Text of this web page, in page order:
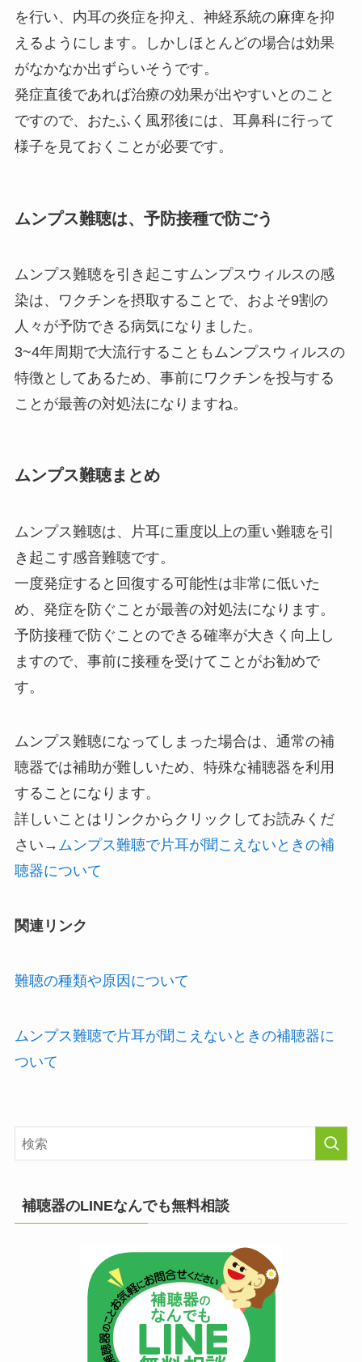
を行い、内耳の炎症を抑え、神経系統の麻痺を抑
えるようにします。しかしほとんどの場合は効果
がなかなか出ずらいそうです。
発症直後であれば治療の効果が出やすいとのこと
ですので、おたふく風邪後には、耳鼻科に行って
様子を見ておくことが必要です。
ムンプス難聴は、予防接種で防ごう
ムンプス難聴を引き起こすムンプスウィルスの感
染は、ワクチンを摂取することで、およそ9割の
人々が予防できる病気になりました。
3~4年周期で大流行することもムンプスウィルスの
特徴としてあるため、事前にワクチンを投与する
ことが最善の対処法になりますね。
ムンプス難聴まとめ
ムンプス難聴は、片耳に重度以上の重い難聴を引
き起こす感音難聴です。
一度発症すると回復する可能性は非常に低いた
め、発症を防ぐことが最善の対処法になります。
予防接種で防ぐことのできる確率が大きく向上し
ますので、事前に接種を受けてことがお勧めで
す。
ムンプス難聴になってしまった場合は、通常の補
聴器では補助が難しいため、特殊な補聴器を利用
することになります。
詳しいことはリンクからクリックしてお読みくだ
さい→ ムンプス難聴で片耳が聞こえないときの補
聴器について
関連リンク
難聴の種類や原因について
ムンプス難聴で片耳が聞こえないときの補聴器に
ついて
補聴器のLINEなんでも無料相談